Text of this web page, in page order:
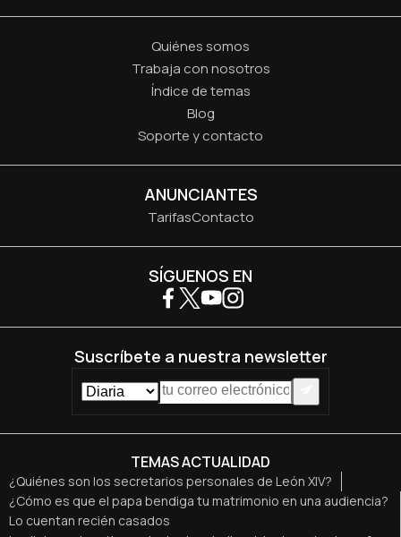
Quiénes somos
Trabaja con nosotros
Índice de temas
Blog
Soporte y contacto
ANUNCIANTES
TarifasContacto
TEMAS ACTUALIDAD
¿Quiénes son los secretarios personales de León XIV?
¿Cómo es que el papa bendiga tu matrimonio en una audiencia?
Lo cuentan recién casados
SÍGUENOS EN
Suscríbete a nuestra newsletter